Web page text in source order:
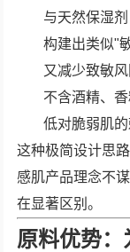
与天然保湿
构建出类似"
又减少致敏风
不含酒精、
低对脆弱肌的
这种极简设计思
感肌产品理念不
在显著区别。
原料优势：